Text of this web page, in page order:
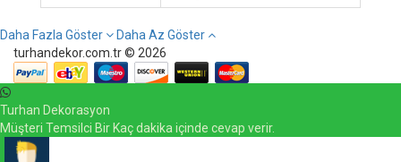
Daha Fazla Göster
Daha Az Göster
turhandekor.com.tr © 2026
Turhan Dekorasyon
Müşteri Temsilci Bir Kaç dakika içinde cevap verir.